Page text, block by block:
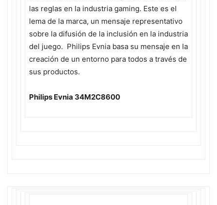
las reglas en la industria gaming. Este es el
lema de la marca, un mensaje representativo
sobre la difusión de la inclusión en la industria
del juego. Philips Evnia basa su mensaje en la
creación de un entorno para todos a través de
sus productos.
Philips Evnia 34M2C8600